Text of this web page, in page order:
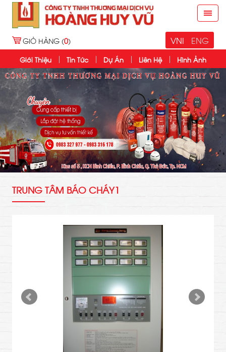
VNI ENG
GIỎ HÀNG (0)
Giới Thiệu Tin Tức Dự Án Liên Hệ Hình Ảnh
TRUNG TÂM BÁO CHÁY1